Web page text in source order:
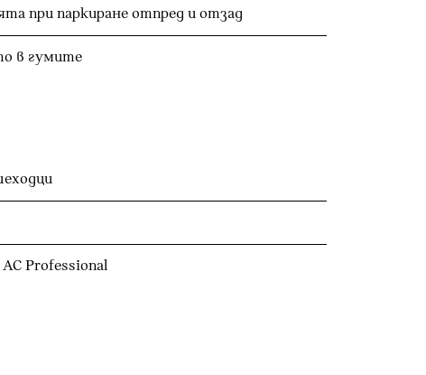
при паркиране отпред и отзад
в гумите
Professional